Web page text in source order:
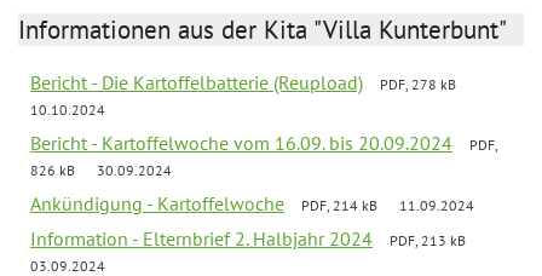
Informationen aus der Kita "Villa Kunterbunt"
Bericht - Die Kartoffelbatterie (Reupload)
PDF, 278 kB
10.10.2024
Bericht - Kartoffelwoche vom 16.09. bis 20.09.2024
PDF,
826 kB
30.09.2024
Ankündigung - Kartoffelwoche PDF, 214 kB 11.09.2024
Information - Elternbrief 2. Halbjahr 2024
PDF, 213 kB
03.09.2024